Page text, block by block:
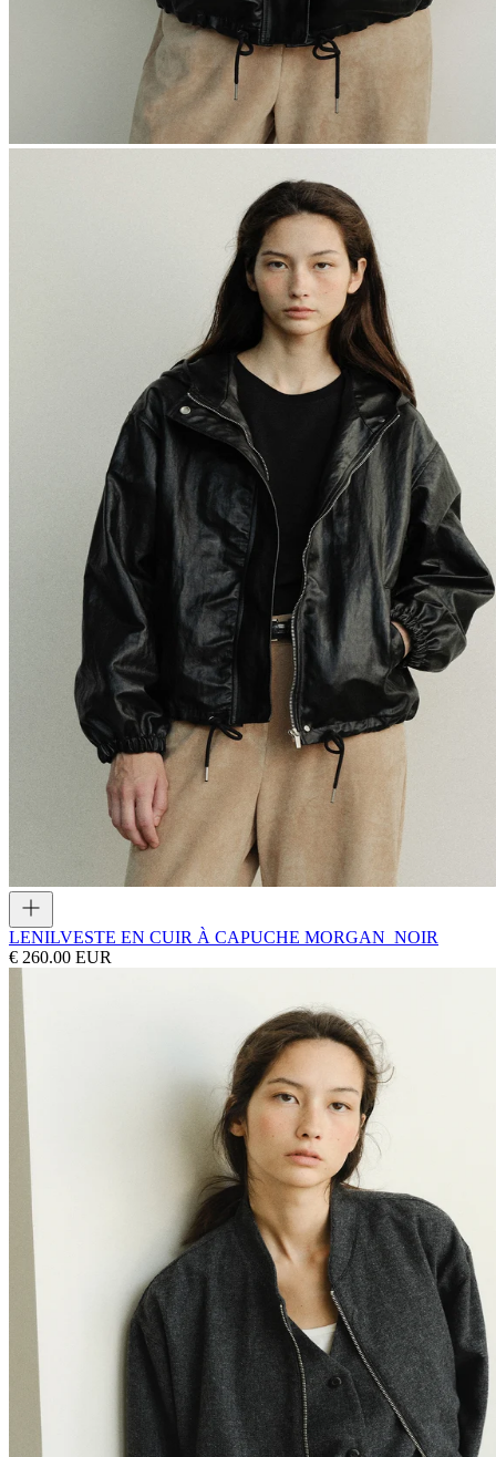
LENILVESTE EN CUIR À CAPUCHE MORGAN_NOIR
€ 260.00 EUR